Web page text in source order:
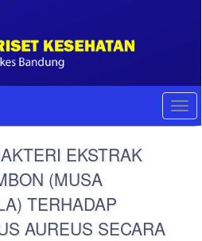
EKSTRAK
(MUSA
TERHADAP
AUREUS SECARA